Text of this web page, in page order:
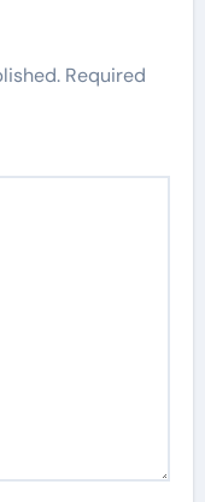
Required